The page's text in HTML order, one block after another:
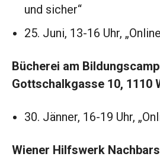
und sicher“
25. Juni, 13-16 Uhr,
Bücherei am
Gottschalkgasse 10, 1110
30. Jänner, 16-19 Uhr,
Wiener Hilfswerk